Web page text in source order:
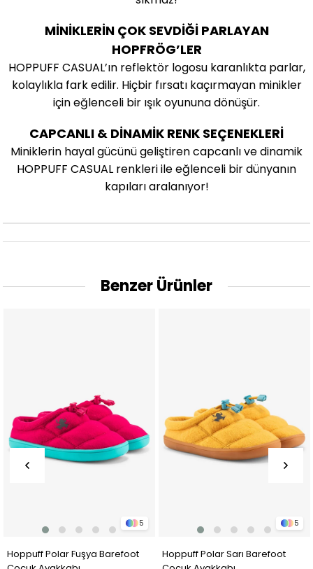
MİNİKLERİN ÇOK SEVDİĞİ PARLAYAN
HOPFRÖG’LER
HOPPUFF CASUAL’ın reflektör logosu karanlıkta parlar,
kolaylıkla fark edilir. Hiçbir fırsatı kaçırmayan minikler
için eğlenceli bir ışık oyununa dönüşür.
CAPCANLI & DİNAMİK RENK SEÇENEKLERİ
Miniklerin hayal gücünü geliştiren capcanlı ve dinamik
HOPPUFF CASUAL renkleri ile eğlenceli bir dünyanın
kapıları aralanıyor!
Benzer Ürünler
5
Hoppuff Polar Sarı Barefoot
5
Hoppuff Polar Saks Barefoot